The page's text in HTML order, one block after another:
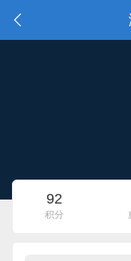
92
积分